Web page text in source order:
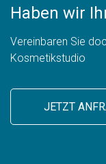
Haben wir
Vereinbaren Sie
Kosmetikstudio
JETZT